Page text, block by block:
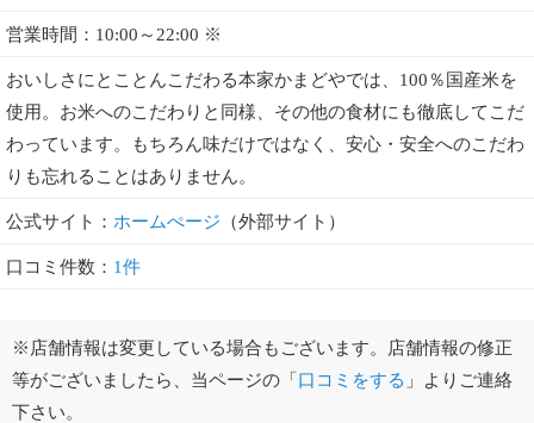
営業時間：10:00～22:00 ※
おいしさにとことんこだわる本家かまどやでは、100％国産米を
使用。お米へのこだわりと同様、その他の食材にも徹底してこだ
わっています。もちろん味だけではなく、安心・安全へのこだわ
りも忘れることはありません。
公式サイト： ホームぺージ （外部サイト）
口コミ件数： 1件
※店舗情報は変更している場合もございます。店舗情報の修正
等がございましたら、当ページの「口コミをする 」よりご連絡
下さい。